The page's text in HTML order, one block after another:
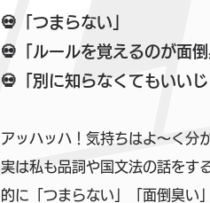
💀「つまらない」
💀「ルールを覚えるのが面倒
💀「別に知らなくてもいいじ
アッハッハ！気持ちはよ～く分
実は私も品詞や国文法の話をす
的に「つまらない」「面倒臭い